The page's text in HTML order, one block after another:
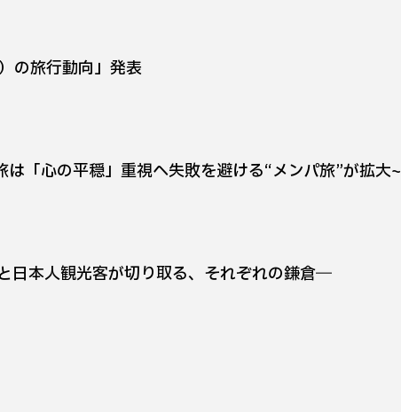
の旅行動向」発表
「心の平穏」重視へ─失敗を避ける“メンパ旅”が拡大~
日本人観光客が切り取る、それぞれの鎌倉―